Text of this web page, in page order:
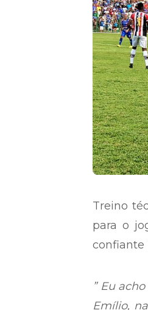
Treino
para o
confiante
” Eu
Emílio,